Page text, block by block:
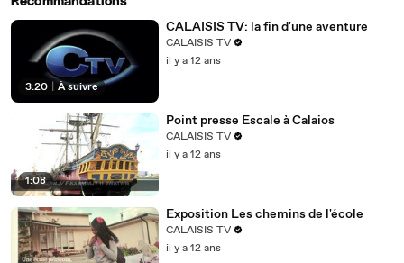
3:20 À suivre
CALAISIS TV: la fin d'une aventure
CALAISIS TV
il y a 12 ans
1:08
Point presse Escale à Calaios
CALAISIS TV
il y a 12 ans
Exposition Les chemins de l'école
CALAISIS TV
il y a 12 ans